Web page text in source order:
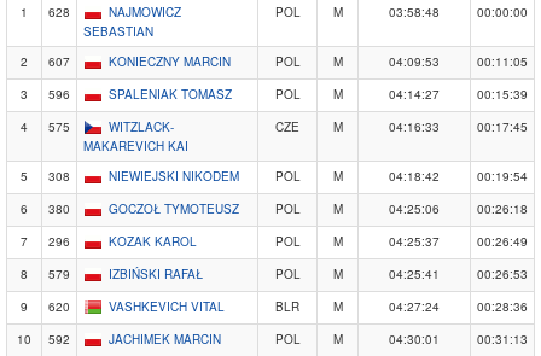
1 628
NAJMOWICZ
SEBASTIAN
POL M 03:58:48 00:00:00
2 607 KONIECZNY MARCIN POL M 04:09:53
00:11:05
3
596 SPALENIAK TOMASZ POL M 04:14:27
00:15:39
4
575
WITZLACK-
MAKAREVICH KAI
CZE M 04:16:33 00:17:45
5 308 NIEWIEJSKI NIKODEM POL M 04:18:42
00:19:54
6
380 GOCZOŁ TYMOTEUSZ POL M 04:25:06
00:26:18
7
296 KOZAK KAROL POL M 04:25:37
00:26:49
8
579 IZBIŃSKI RAFAŁ POL M 04:25:41
00:26:53
9
620 VASHKEVICH VITAL BLR M 04:27:24
00:28:36
10
592 JACHIMEK MARCIN POL M 04:30:01
00:31:13